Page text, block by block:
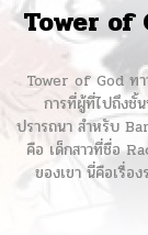
Tower of
Tower of God ทา
การที่ผู้ที่ไปถึงชั้
ปรารถนา สำหรับ
คือ เด็กสาวที่ชื่อ
ของเขา นี่คือเรื่อ